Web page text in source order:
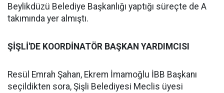
Beylikdüzü Belediye Başkanlığı yaptığı süreçte de A
takımında yer almıştı.
ŞİŞLİ'DE KOORDİNATÖR BAŞKAN YARDIMCISI
Resül Emrah Şahan, Ekrem İmamoğlu İBB Başkanı
seçildikten sora, Şişli Belediyesi Meclis üyesi